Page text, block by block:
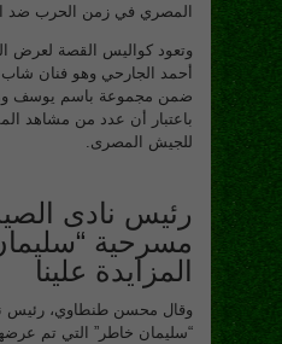
المصري في زمن الحرب ضد
وتعود كواليس القصة لعرض
أحمد الجارحي وهو فنان شاب
ضمن مجموعة باسم يوسف
باعتبار أن عدد من مشاهد
للجيش المصرى.
رئيس نادى
مسرحية
المزايدة علينا
وقال محسن طنطاوي، رئيس
“سليمان خاطر” التي تم